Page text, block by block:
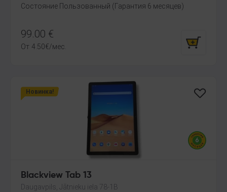
Состояние Пользованный (Гарантия 6 месяцев)
99.00 €
От 4.50€/мес.
Новинка!
Blackview Tab 13
Daugavpils, Jātnieku iela 78-1B